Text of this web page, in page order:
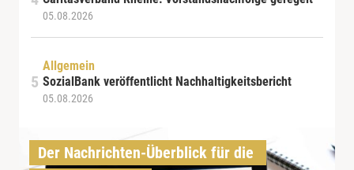
05.08.2026
Allgemein
SozialBank veröffentlicht Nachhaltigkeitsbericht
05.08.2026
Der Nachrichten-Überblick für die